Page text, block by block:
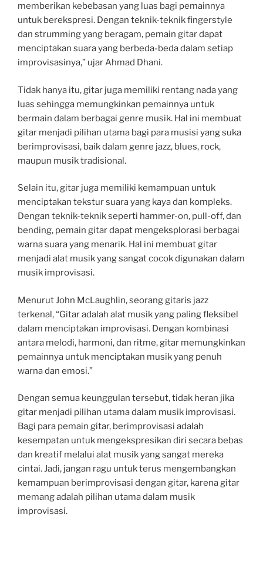
memberikan kebebasan yang luas bagi pemainnya
untuk berekspresi. Dengan teknik-teknik fingerstyle
dan strumming yang beragam, pemain gitar dapat
menciptakan suara yang berbeda-beda dalam setiap
improvisasinya,” ujar Ahmad Dhani.
Tidak hanya itu, gitar juga memiliki rentang nada yang
luas sehingga memungkinkan pemainnya untuk
bermain dalam berbagai genre musik. Hal ini membuat
gitar menjadi pilihan utama bagi para musisi yang suka
berimprovisasi, baik dalam genre jazz, blues, rock,
maupun musik tradisional.
Selain itu, gitar juga memiliki kemampuan untuk
menciptakan tekstur suara yang kaya dan kompleks.
Dengan teknik-teknik seperti hammer-on, pull-off, dan
bending, pemain gitar dapat mengeksplorasi berbagai
warna suara yang menarik. Hal ini membuat gitar
menjadi alat musik yang sangat cocok digunakan dalam
musik improvisasi.
Menurut John McLaughlin, seorang gitaris jazz
terkenal, “Gitar adalah alat musik yang paling fleksibel
dalam menciptakan improvisasi. Dengan kombinasi
antara melodi, harmoni, dan ritme, gitar memungkinkan
pemainnya untuk menciptakan musik yang penuh
warna dan emosi.”
Dengan semua keunggulan tersebut, tidak heran jika
gitar menjadi pilihan utama dalam musik improvisasi.
Bagi para pemain gitar, berimprovisasi adalah
kesempatan untuk mengekspresikan diri secara bebas
dan kreatif melalui alat musik yang sangat mereka
cintai. Jadi, jangan ragu untuk terus mengembangkan
kemampuan berimprovisasi dengan gitar, karena gitar
memang adalah pilihan utama dalam musik
improvisasi.